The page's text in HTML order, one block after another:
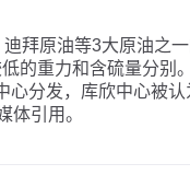
拜原油等3大原油之
的重力和含硫量分别
分发，库欣中心被认
体引用。